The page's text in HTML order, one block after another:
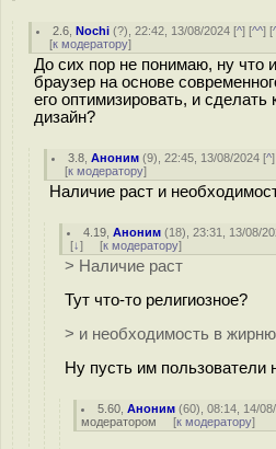
2.6 ,Nochi (?), 22:42, 13/08/2024 [^] [^^] [
[к модератору]
До сих пор не понимаю, ну что
браузер на основе
его оптимизировать, и сделать
дизайн?
3.8 ,Аноним (9), 22:45, 13/08/2024 [^
[к модератору]
Наличие раст и
4.19 ,Аноним (18), 23:31, 13/08/
[↓] [к модератору]
> Наличие раст
Тут что-то религиозное?
> и необходимость в
Ну пусть им пользователи
5.60 ,Аноним (60), 08:14, 14/
модератором [к модератору]